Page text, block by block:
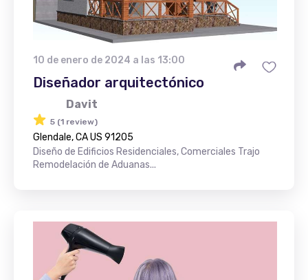
10 de enero de 2024 a las 13:00
Diseñador arquitectónico
Davit
5 (1 review)
Glendale, CA US 91205
Diseño de Edificios Residenciales, Comerciales Trajo
Remodelación de Aduanas...